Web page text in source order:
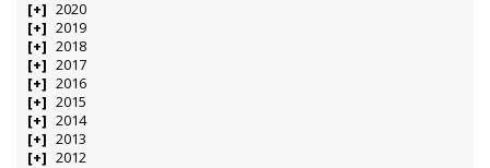
2020
2019
2018
2017
2016
2015
2014
2013
2012